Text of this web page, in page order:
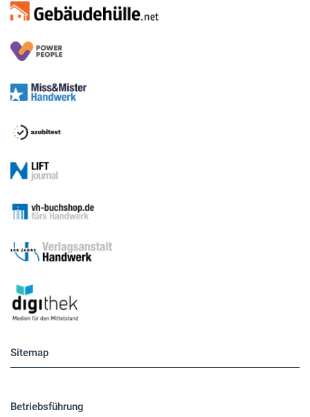
Sitemap
Betriebsführung